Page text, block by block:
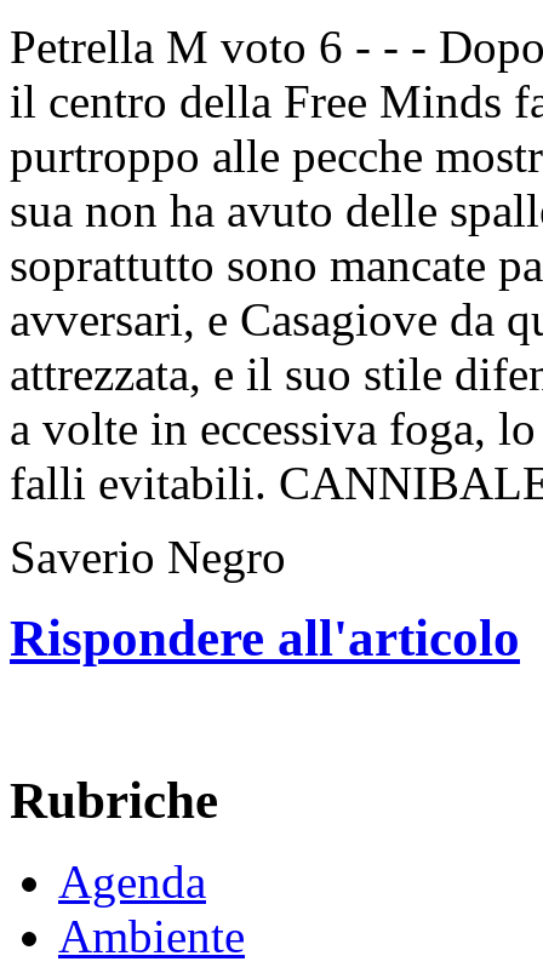
Petrella M voto 6 - - -
il centro della Free Minds
purtroppo alle pecche
sua non ha avuto delle
soprattutto sono mancate
avversari, e Casagiove da
attrezzata, e il suo stile
a volte in eccessiva foga,
falli evitabili.
Saverio Negro
Rispondere all'articolo
Rubriche
Agenda
Ambiente